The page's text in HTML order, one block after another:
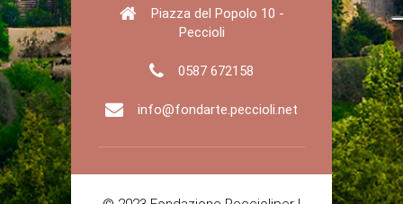
Piazza del Popolo 10 -
Peccioli
0587 672158
info@fondarte.peccioli.net